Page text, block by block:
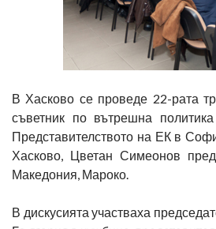
В Хасково се проведе 22-рата
съветник по вътрешна
Представителството на ЕК в
Хасково, Цветан Симеонов
Македония, Мароко.
В дискусията участваха